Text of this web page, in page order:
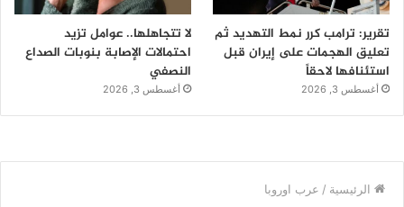
تقرير: ترامب كرر نمط التهديد ثم
تعليق الهجمات على إيران قبل
استئنافها لاحقاً
أغسطس 3, 2026
لا تتجاهلها.. عوامل تزيد
احتمالات الإصابة بنوبات الصداع
النصفي
أغسطس 3, 2026